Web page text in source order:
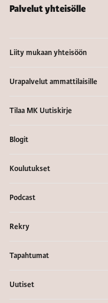
Palvelut yhteisölle
Liity mukaan yhteisöön
Urapalvelut ammattilaisille
Tilaa MK Uutiskirje
Blogit
Koulutukset
Podcast
Rekry
Tapahtumat
Uutiset